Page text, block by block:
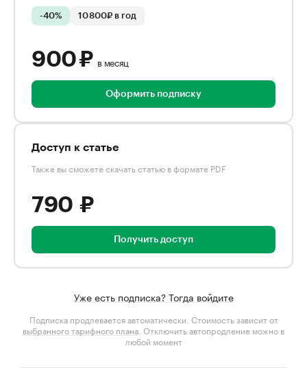
-40% 10 800₽ в год
900 ₽ в месяц
Оформить подписку
Доступ к статье
Также вы сможете скачать статью в формате PDF
790 ₽
Получить доступ
Уже есть подписка? Тогда войдите
Подписка продлевается автоматически. Стоимость зависит от
выбранного тарифного плана . Отключить автопродление можно в
любой момент